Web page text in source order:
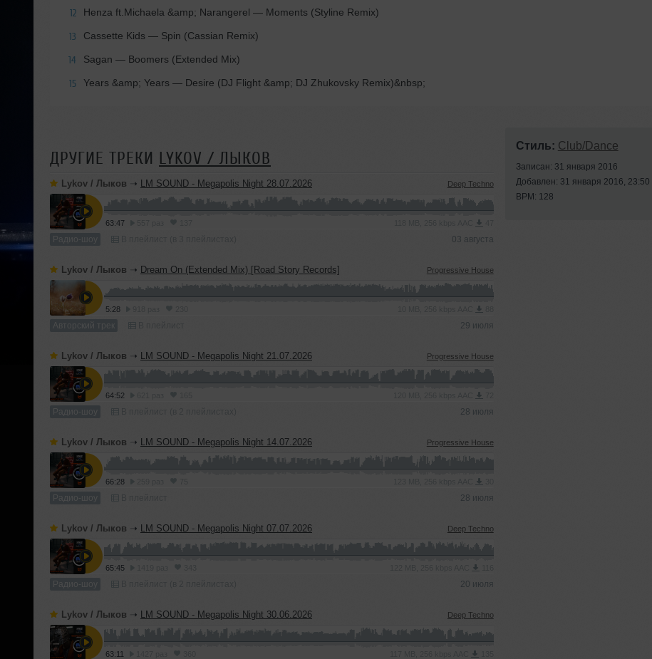
12 Henza ft.Michaela &amp; Narangerel — Moments (Styline Remix)
13 Cassette Kids — Spin (Cassian Remix)
14 Sagan — Boomers (Extended Mix)
15 Years &amp; Years — Desire (DJ Flight &amp; DJ Zhukovsky Remix)&nbsp;
ДРУГИЕ ТРЕКИ LYKOV / ЛЫКОВ
Lykov / Лыков ➝ LM SOUND - Megapolis Night 28.07.2026 Deep Techno
63:47
Радио-шоу 03 августа
Lykov / Лыков ➝ Dream On (Extended Mix) [Road Story Records] Progressive House
5:28
Авторский трек 29 июля
Lykov / Лыков ➝ LM SOUND - Megapolis Night 21.07.2026 Progressive House
64:52
Радио-шоу 28 июля
Lykov / Лыков ➝ LM SOUND - Megapolis Night 14.07.2026 Progressive House
66:28
Радио-шоу 28 июля
Lykov / Лыков ➝ LM SOUND - Megapolis Night 07.07.2026 Deep Techno
65:45
Радио-шоу 20 июля
Lykov / Лыков ➝ LM SOUND - Megapolis Night 30.06.2026 Deep Techno
63:11
Стиль: Club/Dance
Записан: 31 января 2016
Добавлен: 31 января 2016, 23:50
BPM: 128